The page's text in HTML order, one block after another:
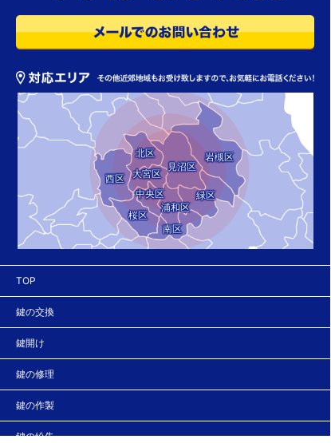
西区
北区
大宮区
中央区
桜区
見沼区
岩槻区
緑区
浦和区
南区
TOP
鍵の交換
鍵開け
鍵の修理
鍵の作製
鍵の紛失